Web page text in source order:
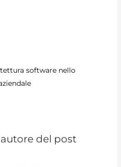
software nello
del post